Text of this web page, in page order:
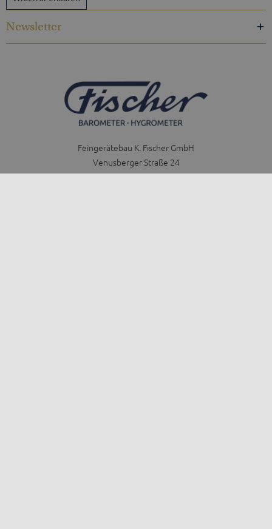
Feingerätebau K. Fischer GmbH
Venusberger Straße 24
09430 Drebach
Newsletter